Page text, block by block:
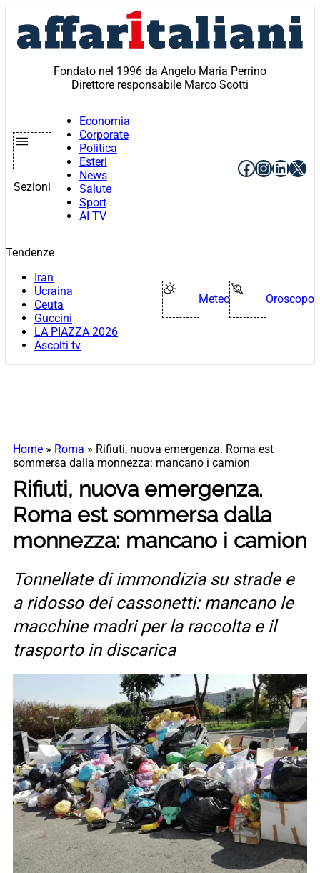
contenuto
Fondato nel 1996 da Angelo Maria Perrino
Direttore responsabile Marco Scotti
Sezioni
Economia
Corporate
Politica
Esteri
News
Salute
Sport
AI TV
Facebook
X
Tendenze
Iran
Ucraina
Ceuta
Guccini
LA PIAZZA 2026
Ascolti tv
Meteo Oroscopo
Home » Roma » Rifiuti, nuova emergenza. Roma est
sommersa dalla monnezza: mancano i camion
Rifiuti, nuova emergenza.
Roma est sommersa dalla
monnezza: mancano i camion
Tonnellate di immondizia su strade e
a ridosso dei cassonetti: mancano le
macchine madri per la raccolta e il
trasporto in discarica